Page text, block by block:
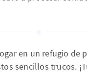
en un refugio de
sencillos trucos.